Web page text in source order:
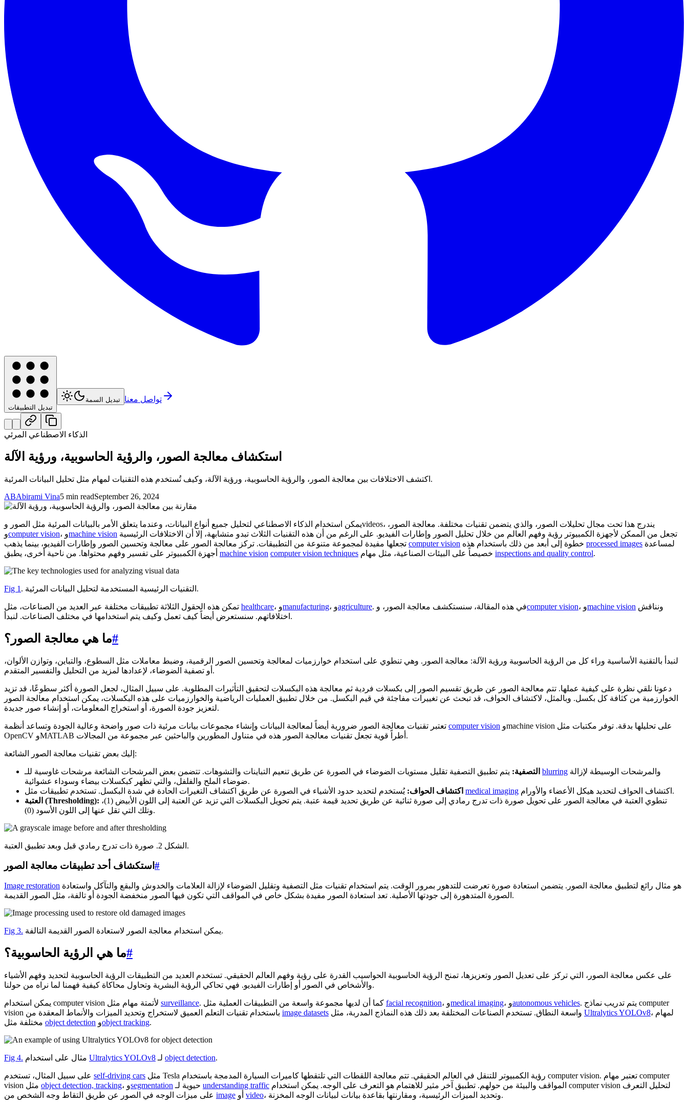
تبديل التطبيقات
تبديل السمة تواصل معنا
الذكاء الاصطناعي المرئي
استكشاف معالجة الصور، والرؤية الحاسوبية، ورؤية الآلة
اكتشف الاختلافات بين معالجة الصور، والرؤية الحاسوبية، ورؤية الآلة، وكيف تُستخدم هذه التقنيات لمهام مثل تحليل البيانات المرئية.
ABAbirami Vina5 min readSeptember 26, 2024
يمكن استخدام الذكاء الاصطناعي لتحليل جميع أنواع البيانات، وعندما يتعلق الأمر بالبيانات المرئية مثل الصور وvideos، يندرج هذا تحت مجال تحليلات الصور، والذي يتضمن تقنيات مختلفة. معالجة الصور،
وcomputer vision ، وmachine vision
computer vision processed images
machine vision computer vision techniques inspections and quality control.
Fig 1 . التقنيات الرئيسية المستخدمة لتحليل البيانات المرئية.
healthcare ، وmanufacturing ، وagriculture . في هذه المقالة، سنستكشف معالجة الصور، وcomputer vision ، وmachine vision
اختلافاتهم. سنستعرض أيضاً كيف تعمل وكيف يتم استخدامها في مختلف الصناعات. لنبدأ.
ما هي معالجة الصور؟#
لنبدأ بالتقنية الأساسية وراء كل من الرؤية الحاسوبية ورؤية الآلة: معالجة الصور. وهي تنطوي على استخدام خوارزميات لمعالجة وتحسين الصور الرقمية، وضبط معاملات مثل السطوع، والتباين، وتوازن الألوان،
أو تصفية الضوضاء، لإعدادها لمزيد من التحليل والتفسير المتقدم.
دعونا نلقي نظرة على كيفية عملها. تتم معالجة الصور عن طريق تقسيم الصور إلى بكسلات فردية ثم معالجة هذه البكسلات لتحقيق التأثيرات المطلوبة. على سبيل المثال، لجعل الصورة أكثر سطوعًا، قد تزيد
الخوارزمية من كثافة كل بكسل. وبالمثل، لاكتشاف الحواف، قد تبحث عن تغييرات مفاجئة في قيم البكسل. من خلال تطبيق العمليات الرياضية والخوارزميات على هذه البكسلات، يمكن استخدام معالجة الصور
لتعزيز جودة الصورة، أو استخراج المعلومات، أو إنشاء صور جديدة.
computer vision
OpenCV وMATLAB أطراً قوية تجعل تقنيات معالجة الصور هذه في متناول المطورين والباحثين عبر مجموعة من المجالات.
إليك بعض تقنيات معالجة الصور الشائعة:
التصفية: blurring
ضوضاء الملح والفلفل، والتي تظهر كبكسلات بيضاء وسوداء عشوائية.
اكتشاف الحواف: medical imaging
اكتشاف الحواف لتحديد هيكل الأعضاء والأورام.
العتبة (Thresholding):
وتلك التي تقل عنها إلى اللون الأسود (0).
الشكل 2. صورة ذات تدرج رمادي قبل وبعد تطبيق العتبة.
استكشاف أحد تطبيقات معالجة الصور #
Image restoration
الصورة المتدهورة إلى جودتها الأصلية. تعد استعادة الصور مفيدة بشكل خاص في المواقف التي تكون فيها الصور منخفضة الجودة أو تالفة، مثل الصور القديمة.
Fig 3. يمكن استخدام معالجة الصور لاستعادة الصور القديمة التالفة.
ما هي الرؤية الحاسوبية؟#
على عكس معالجة الصور، التي تركز على تعديل الصور وتعزيزها، تمنح الرؤية الحاسوبية الحواسيب القدرة على رؤية وفهم العالم الحقيقي. تستخدم العديد من التطبيقات الرؤية الحاسوبية لتحديد وفهم الأشياء
والأشخاص في الصور أو إطارات الفيديو. فهي تحاكي الرؤية البشرية وتحاول محاكاة كيفية فهمنا لما نراه من حولنا.
surveillance facial recognition ، وmedical imaging ، وautonomous vehicles. يتم تدريب نماذج computer
image datasets Ultralytics YOLOv8، لمهام
object detection وobject tracking.
Fig 4. Ultralytics YOLOv8 object detection.
self-driving cars
object detection, tracking ، وsegmentation understanding traffic
image video ، وتحديد الميزات الرئيسية، ومقارنتها بقاعدة بيانات لبيانات الوجه المخزنة.